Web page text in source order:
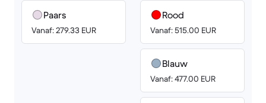
Paars
Vanaf: 279.33 EUR
Rood
Vanaf: 515.00 EUR
Blauw
Vanaf: 477.00 EUR